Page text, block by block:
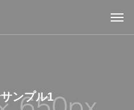
ンプル1